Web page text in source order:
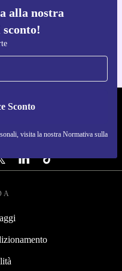
alla nostra
Sconto
visita la nostra Normativa sulla
di refurbed
NEW.
SU